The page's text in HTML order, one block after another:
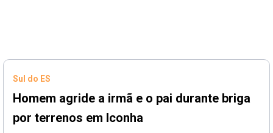
Sul do ES
Homem agride a irmã e o pai durante briga
por terrenos em Iconha